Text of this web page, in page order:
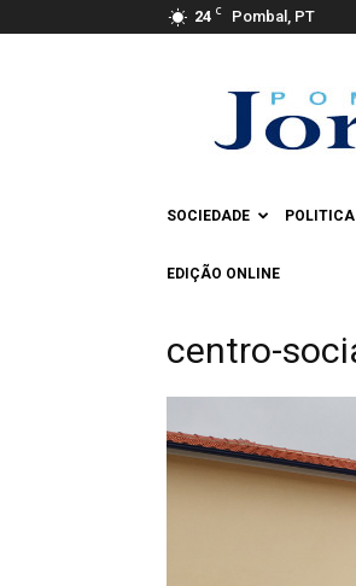
24 C Pombal, PT
Jornal
SOCIEDADE POLITICA
EDIÇÃO ONLINE
centro-